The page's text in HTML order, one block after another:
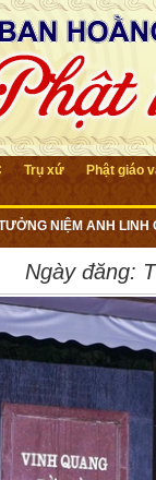
Trụ xứ Phật giáo
NIỆM ANH LINH
Ngày đăng: